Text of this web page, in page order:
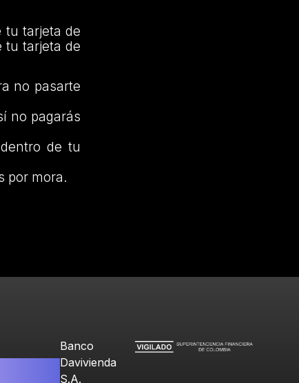
tu tarjeta de
tu tarjeta de
no pasarte
no pagarás
de tu
por mora.
Banco
Davivienda
S.A.